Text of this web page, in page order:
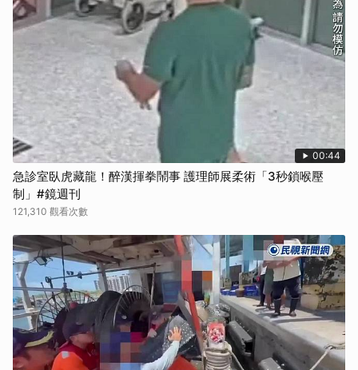
00:44
急診室臥虎藏龍！醉漢揮拳鬧事 護理師展柔術「3秒鎖喉壓
制」#鏡週刊
121,310 觀看次數